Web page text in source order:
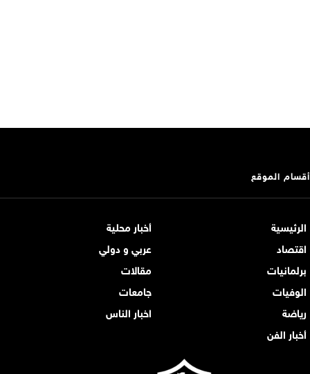
أقسام الموقع
الرئيسية
أخبار محلية
اقتصاد
عربي و دولي
برلمانيات
مقالات
الوفيات
جامعات
رياضة
اخبار الناس
أخبار الفن